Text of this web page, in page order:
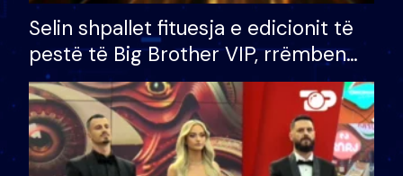
Selin shpallet fituesja e edicionit të
pestë të Big Brother VIP, rrëmben
çmimin e madh prej 100 mijë eurosh